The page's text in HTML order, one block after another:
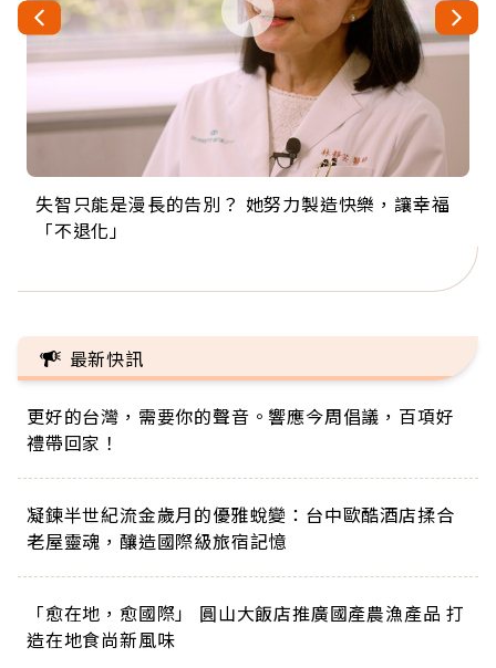
失智只能是漫長的告別？ 她努力製造快樂，讓幸福
「不退化」
來自剛果的巧克力神父 為台灣奉獻36年 「台灣是我
的家，我連作夢都講台語！」
63歲卸矽谷副總、搬回台灣找快樂！「蛋黃哥小
丑」走進安養院，逗樂上萬爺奶：退休後才開始真
104歲打破金氏世界紀錄 成為全球最年長羽球選
手，分享長壽的秘密原來是「這個」
事業巔峰他選擇追夢…黑手阿伯拉小提琴還登上小
巨蛋！連CNN都大讚！
最新快訊
更好的台灣，需要你的聲音。響應今周倡議，百項好
禮帶回家！
凝鍊半世紀流金歲月的優雅蛻變：台中歐酷酒店揉合
老屋靈魂，釀造國際級旅宿記憶
「愈在地，愈國際」 圓山大飯店推廣國產農漁產品 打
造在地食尚新風味